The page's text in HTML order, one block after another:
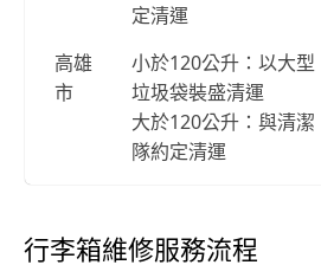
定清運
高雄
市
小於120公升：以大型
垃圾袋裝盛清運
大於120公升：與清潔
隊約定清運
行李箱維修服務流程